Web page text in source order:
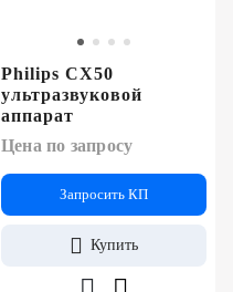
Philips CX50
ультразвуковой
аппарат
Цена по запросу
Запросить КП
Купить